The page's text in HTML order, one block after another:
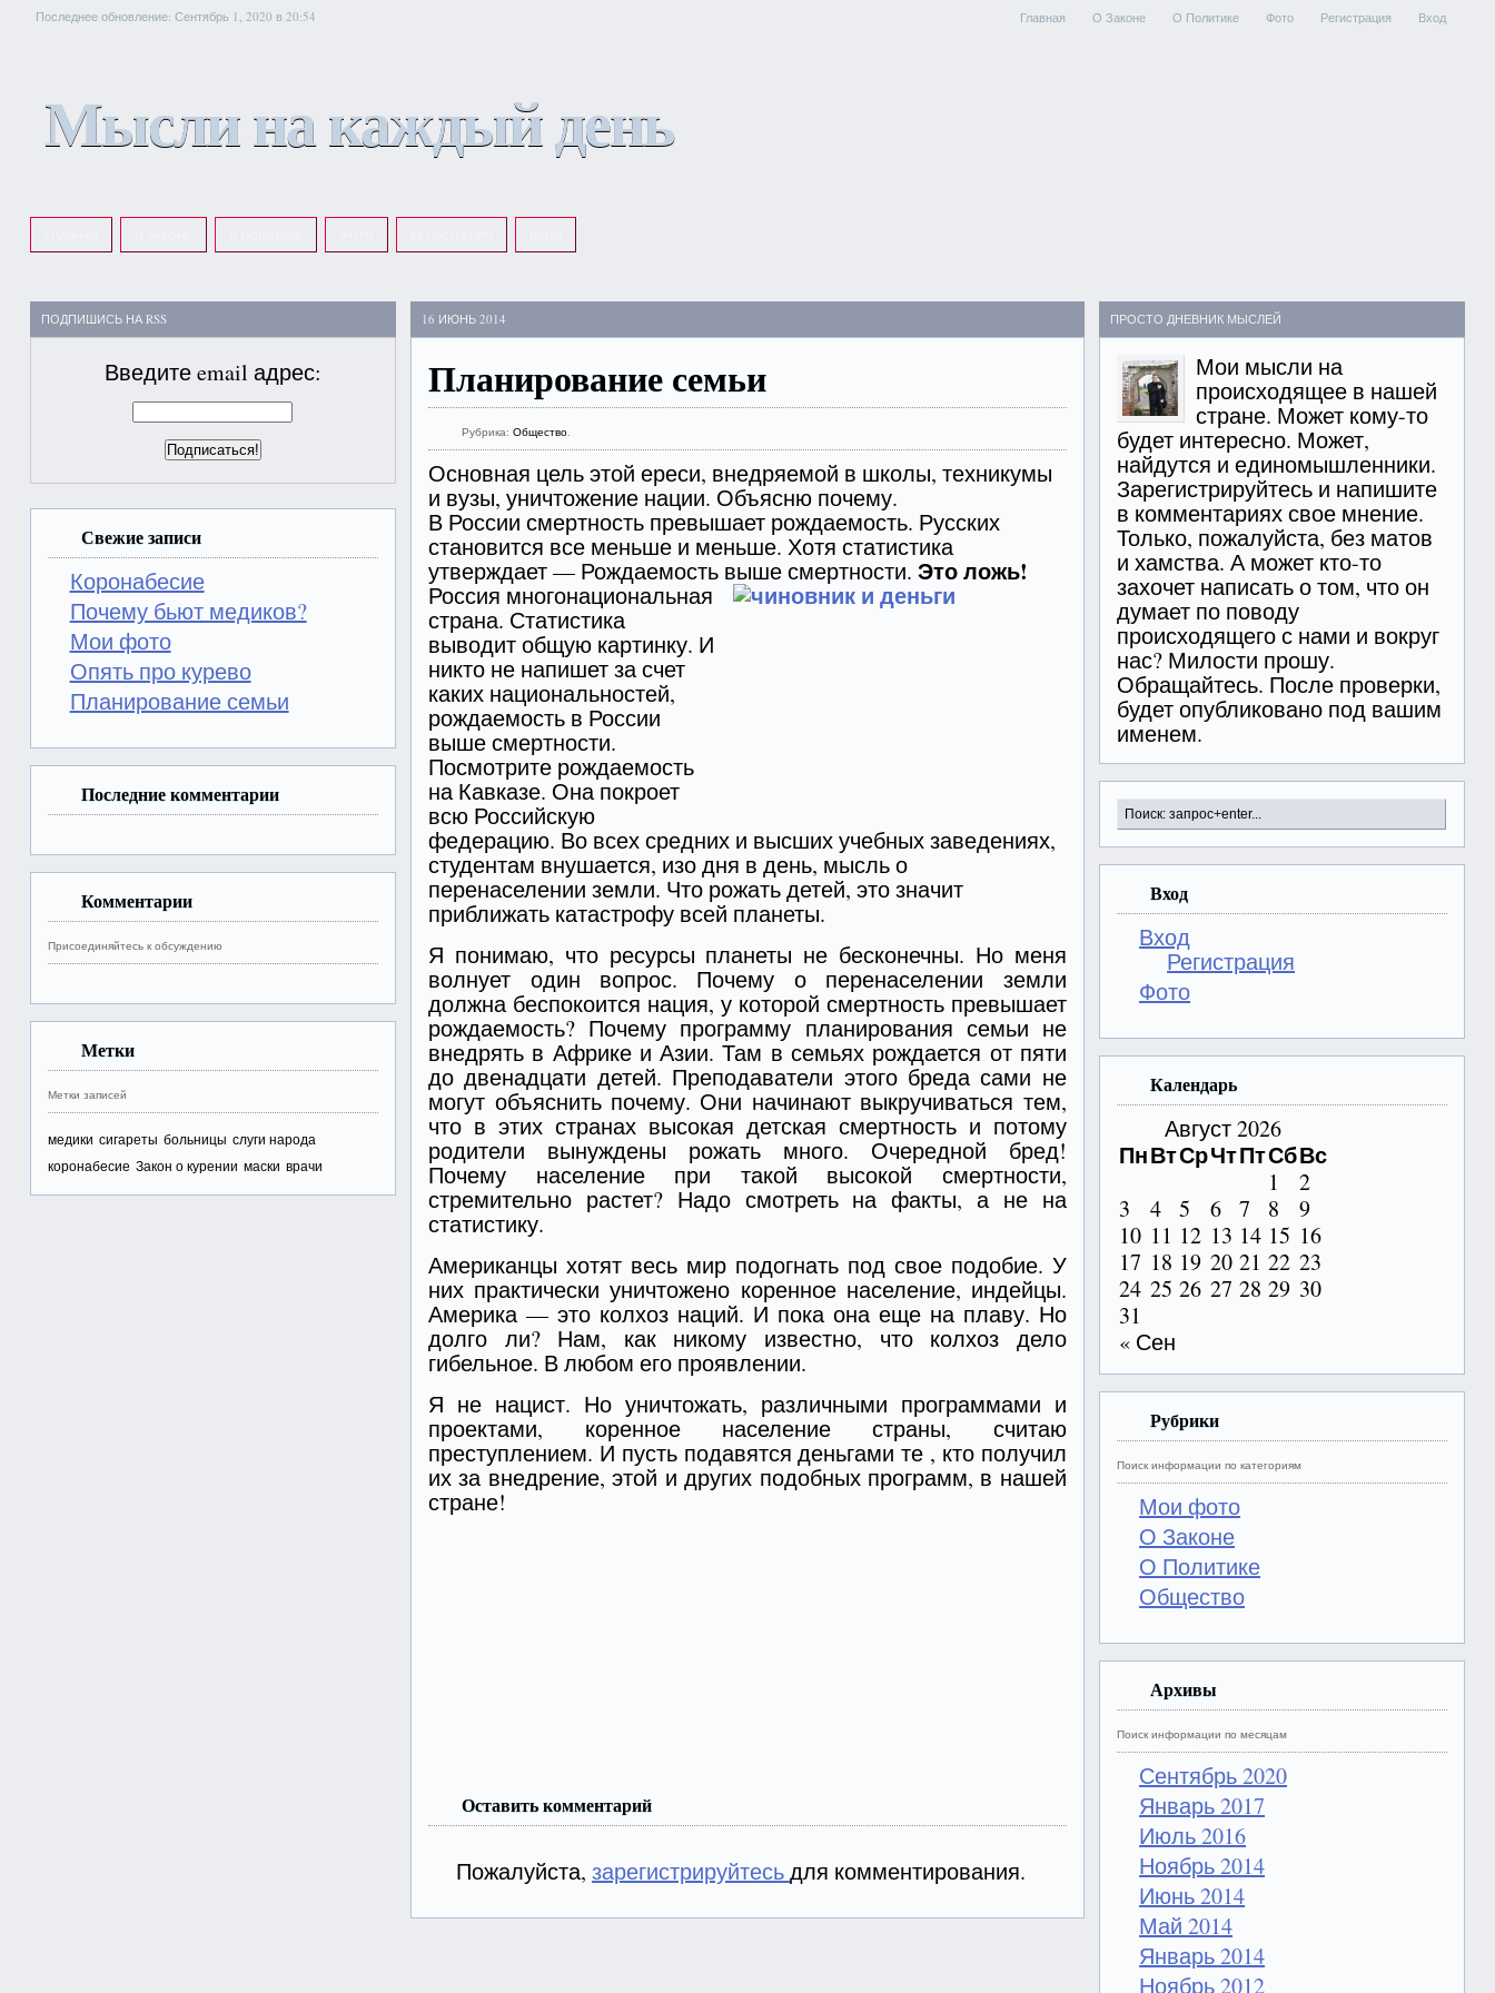
Последнее обновление: Сентябрь 1, 2020 в 20:54 Главная О Законе О Политике Фото Регистрация Вход
Мысли на каждый день
ПОДПИШИСЬ НА RSS
Введите email адрес:
Свежие записи
Коронабесие
Почему бьют медиков?
Мои фото
Опять про курево
Планирование семьи
Последние комментарии
Комментарии
Присоединяйтесь к обсуждению
Метки
Метки записей
медики сигареты больницы слуги народа
коронабесие Закон о курении маски врачи
16 ИЮНЬ 2014
Планирование семьи
Рубрика:Общество.
Основная цель этой ереси, внедряемой в школы, техникумы
и вузы, уничтожение нации. Объясню почему.
В России смертность превышает рождаемость. Русских
становится все меньше и меньше. Хотя статистика
утверждает — Рождаемость выше смертности.Это ложь!
Россия многонациональная
страна. Статистика
выводит общую картинку. И
никто не напишет за счет
каких национальностей,
рождаемость в России
выше смертности.
Посмотрите рождаемость
на Кавказе. Она покроет
всю Российскую
федерацию. Во всех средних и высших учебных заведениях,
студентам внушается, изо дня в день, мысль о
перенаселении земли. Что рожать детей, это значит
приближать катастрофу всей планеты.
Я понимаю, что ресурсы планеты не бесконечны. Но меня
волнует один вопрос. Почему о перенаселении земли
должна беспокоится нация, у которой смертность превышает
рождаемость? Почему программу планирования семьи не
внедрять в Африке и Азии. Там в семьях рождается от пяти
до двенадцати детей. Преподаватели этого бреда сами не
могут объяснить почему. Они начинают выкручиваться тем,
что в этих странах высокая детская смертность и потому
родители вынуждены рожать много. Очередной бред!
Почему население при такой высокой смертности,
стремительно растет? Надо смотреть на факты, а не на
статистику.
Американцы хотят весь мир подогнать под свое подобие. У
них практически уничтожено коренное население, индейцы.
Америка — это колхоз наций. И пока она еще на плаву. Но
долго ли? Нам, как никому известно, что колхоз дело
гибельное. В любом его проявлении.
Я не нацист. Но уничтожать, различными программами и
проектами, коренное население страны, считаю
преступлением. И пусть подавятся деньгами те , кто получил
их за внедрение, этой и других подобных программ, в нашей
стране!
Оставить комментарий
Пожалуйста,зарегистрируйтесьдля комментирования.
ПРОСТО ДНЕВНИК МЫСЛЕЙ
Мои мысли на
происходящее в нашей
стране. Может кому-то
будет интересно. Может,
найдутся и единомышленники.
Зарегистрируйтесь и напишите
в комментариях свое мнение.
Только, пожалуйста, без матов
и хамства. А может кто-то
захочет написать о том, что он
думает по поводу
происходящего с нами и вокруг
нас? Милости прошу.
Обращайтесь. После проверки,
будет опубликовано под вашим
именем.
Вход
Вход
Регистрация
Фото
Календарь
Август 2026
ПнВтСрЧтПтСбВс
« Сен
1
2
3
4 5 6 7 8
9
10 11 12 13 14 15 16
17 18 19 20 21 22 23
24 25 26 27 28 29 30
31
Рубрики
Поиск информации по категориям
Мои фото
О Законе
О Политике
Общество
Архивы
Поиск информации по месяцам
Сентябрь 2020
Январь 2017
Июль 2016
Ноябрь 2014
Июнь 2014
Май 2014
Январь 2014
Ноябрь 2012